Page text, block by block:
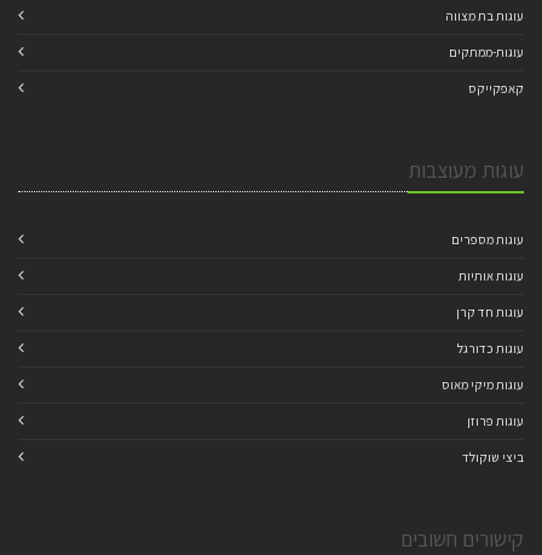
עוגות בת מצווה
עוגות-ממתקים
קאפקייקס
עוגות מעוצבות
עוגות מספרים
עוגות אותיות
עוגות חד קרן
עוגות כדורגל
עוגות מיקי מאוס
עוגות פרוזן
ביצי שוקולד
קישורים חשובים